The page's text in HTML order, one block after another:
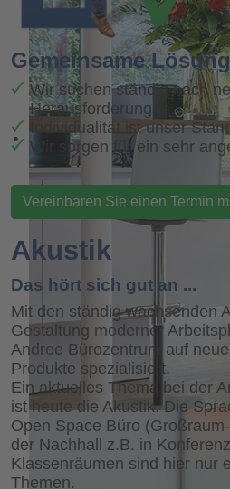
Gemeinsame
Wir suchen ständig nach
Herausforderungen
Individualität ist unser
Wir sorgen für ein sehr
Vereinbaren Sie einen Termin
Akustik
Das hört sich gut an ...
Mit den ständig wachsenden
Gestaltung moderner
Andree Bürozentrum auf
Produkte spezialisiert.
Ein aktuelles Thema bei der
ist heute die Akustik. Die
Open Space Büro
der Nachhall z.B. in
Klassenräumen sind hier nur
Themen.